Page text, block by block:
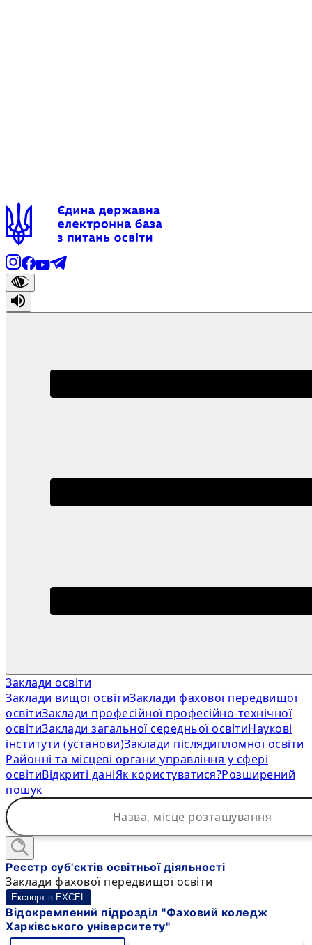
Заклади освіти
Заклади вищої освітиЗаклади фахової передвищої
освітиЗаклади професійної професійно-технічної
освітиЗаклади загальної середньої освітиНаукові
інститути (установи)Заклади післядипломної освіти
Районні та місцеві органи управління у сфері
освітиВідкриті даніЯк користуватися?Розширений
пошук
Реєстр суб'єктів освітньої діяльності
Заклади фахової передвищої освіти
Експорт в EXCEL
Відокремлений підрозділ "Фаховий коледж
Харківського університету"